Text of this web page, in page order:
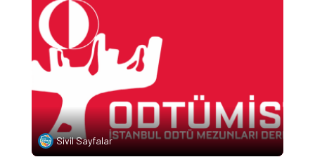
Sivil Sayfalar